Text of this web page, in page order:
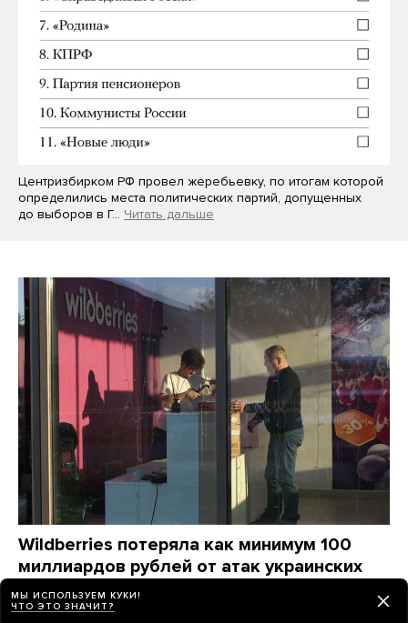
Центризбирком РФ провел жеребьевку, по итогам которой
определились места политических партий, допущенных
до выборов в Г… Читать дальше
Wildberries потеряла как минимум 100
миллиардов рублей от атак украинских
дронов. Компания станет убыточной
на годы, ей придется «переизобретать
МЫ ИСПОЛЬЗУЕМ КУКИ!
ЧТО ЭТО ЗНАЧИТ?